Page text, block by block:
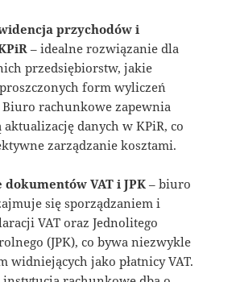
przychodów i
– idealne rozwiązanie dla
przedsiębiorstw, jakie
form wyliczeń
rachunkowe zapewnia
aktualizację danych w KPiR, co
zarządzanie kosztami.
dokumentów VAT i JPK – biuro
się sporządzaniem i
VAT oraz Jednolitego
(JPK), co bywa niezwykle
widniejących jako płatnicy VAT.